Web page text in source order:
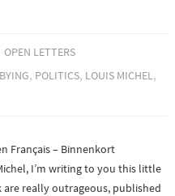
OPEN LETTERS
, POLITICS, LOUIS MICHEL,
Français – Binnenkort
I’m writing to you this little
really outrageous, published